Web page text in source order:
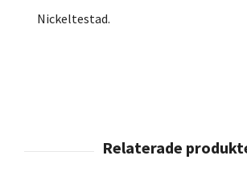
Nickeltestad.